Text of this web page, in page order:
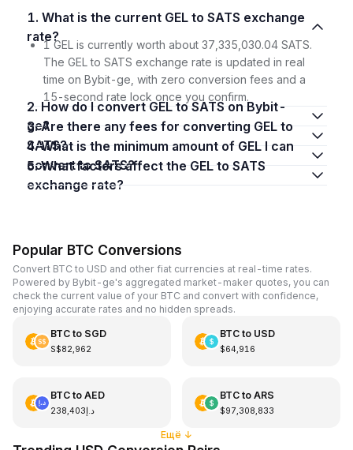
1. What is the current GEL to SATS exchange
rate?
1 GEL is currently worth about 37,335,030.04 SATS.
The GEL to SATS exchange rate is updated in real
time on Bybit-ge, with zero conversion fees and a
15-second rate lock once you confirm.
2. How do I convert GEL to SATS on Bybit-
ge?
3. Are there any fees for converting GEL to
SATS?
4. What is the minimum amount of GEL I can
convert to SATS?
5. What factors affect the GEL to SATS
exchange rate?
Popular BTC Conversions
Convert BTC to USD and other fiat currencies at real-time rates.
Powered by Bybit-ge's aggregated market-maker quotes, you can
check the current value of your BTC and convert with confidence,
enjoying accurate rates and no hidden spreads.
BTCto SGD
S$82,962
BTCto USD
$64,916
BTCto AED
د.إ238,403
BTCto ARS
$97,308,833
Ещё ↓